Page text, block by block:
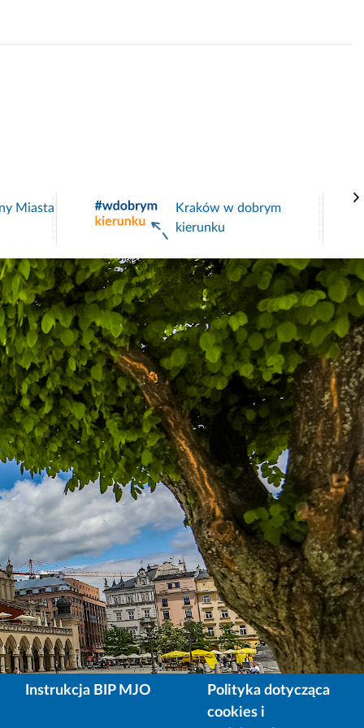
Miasta
Kraków w dobrym
kierunku
Instrukcja BIP MJO
Polityka dotycząca
cookies i